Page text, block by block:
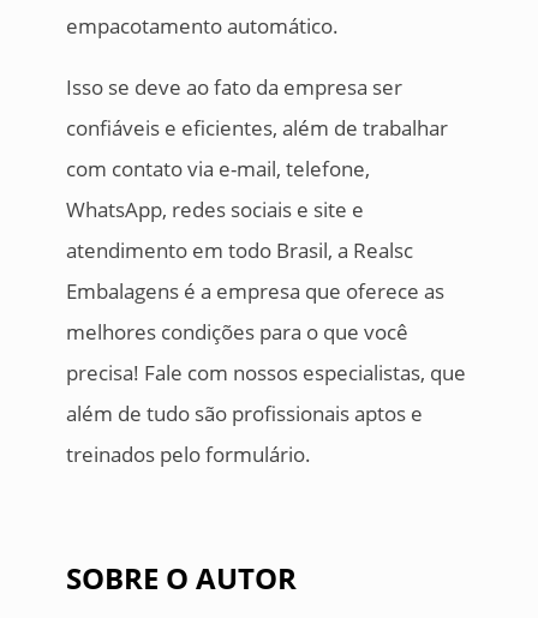
empacotamento automático.
Isso se deve ao fato da empresa ser
confiáveis e eficientes, além de trabalhar
com contato via e-mail, telefone,
WhatsApp, redes sociais e site e
atendimento em todo Brasil, a Realsc
Embalagens é a empresa que oferece as
melhores condições para o que você
precisa! Fale com nossos especialistas, que
além de tudo são profissionais aptos e
treinados pelo formulário.
SOBRE O AUTOR